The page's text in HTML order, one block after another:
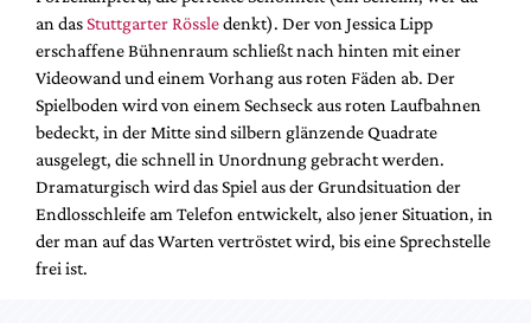
an dasStuttgarter Rössledenkt). Der von Jessica Lipp
erschaffene Bühnenraum schließt nach hinten mit einer
Videowand und einem Vorhang aus roten Fäden ab. Der
Spielboden wird von einem Sechseck aus roten Laufbahnen
bedeckt, in der Mitte sind silbern glänzende Quadrate
ausgelegt, die schnell in Unordnung gebracht werden.
Dramaturgisch wird das Spiel aus der Grundsituation der
Endlosschleife am Telefon entwickelt, also jener Situation, in
der man auf das Warten vertröstet wird, bis eine Sprechstelle
frei ist.